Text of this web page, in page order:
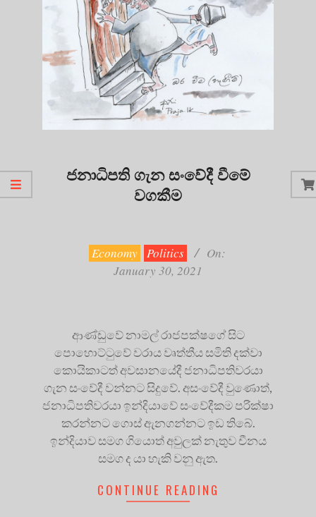
ජනාධිපති ගැන සංවේදී වීමේ
වගකීම
Economy Politics
On:
January 30, 2021
ආණ්ඩුවේ නාමල් රාජපක්ෂගේ සිට
පොහොට්ටුවේ වරාය වෘත්තීය සමිති දක්වා
කොයිකාටත් අවසානයේදී ජනාධිපතිවරයා
ගැන සංවේදී වන්නට සිදුවේ. අසංවේදී වුණොත්,
ජනාධිපතිවරයා ඉන්දියාවේ සංවේදීකම පරික්ෂා
කරන්නට ගොස් ඇනගන්නට ඉඩ තිබේ.
ඉන්දියාව සමග ගියොත් අවුලක් නැතුව චීනය
සමග ද යා හැකි වනු ඇත.
CONTINUE READING